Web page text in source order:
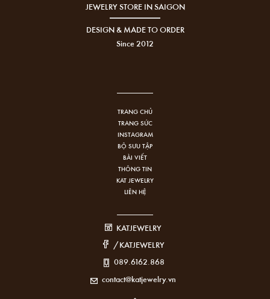
JEWELRY STORE IN SAIGON
DESIGN & MADE TO ORDER
Since 2012
TRANG CHỦ
TRANG SỨC
INSTAGRAM
BỘ SƯU TẬP
BÀI VIẾT
THÔNG TIN
KAT JEWELRY
LIÊN HỆ
KATJEWELRY
/KATJEWELRY
089.6162.868
contact@katjewelry.vn